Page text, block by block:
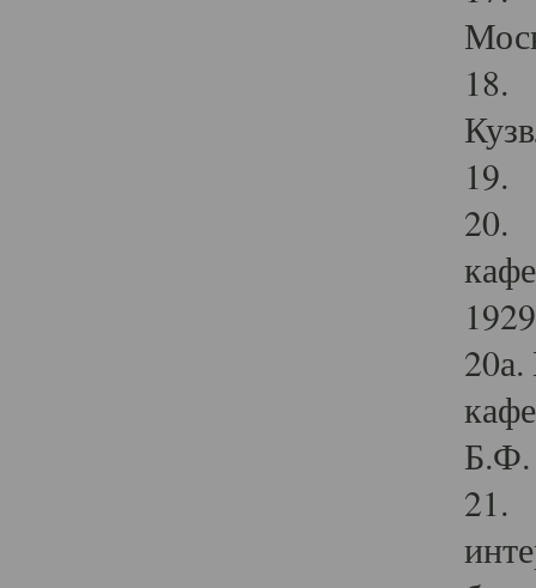
18.
19.
20.
Б.Ф.
21.